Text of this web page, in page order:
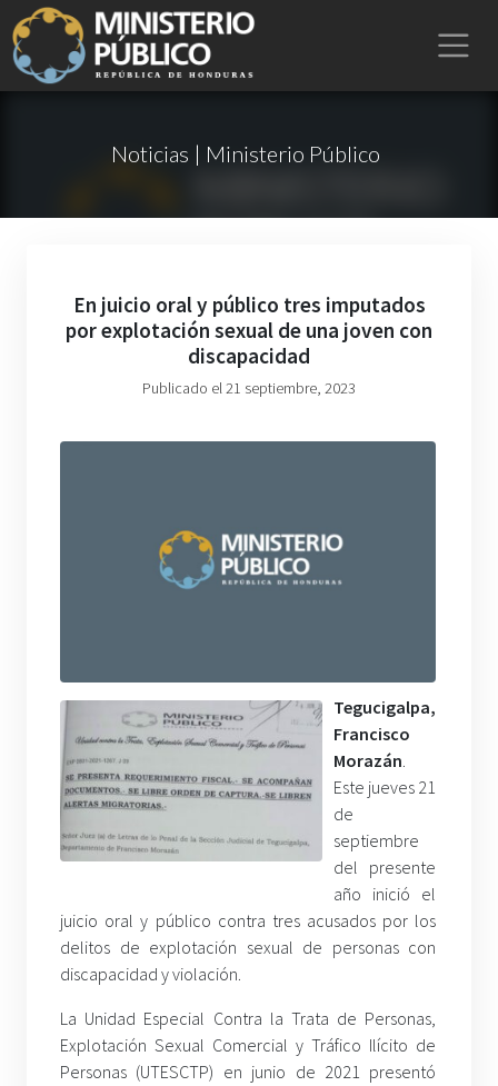
Noticias | Ministerio Público
En juicio oral y público tres imputados
por explotación sexual de una joven con
discapacidad
Publicado el 21 septiembre, 2023
Tegucigalpa,
Francisco
Morazán.
Este jueves 21
de
septiembre
del presente
año inició el
juicio oral y público contra tres acusados por los
delitos de explotación sexual de personas con
discapacidad y violación.
La Unidad Especial Contra la Trata de Personas,
Explotación Sexual Comercial y Tráfico Ilícito de
Personas (UTESCTP) en junio de 2021 presentó